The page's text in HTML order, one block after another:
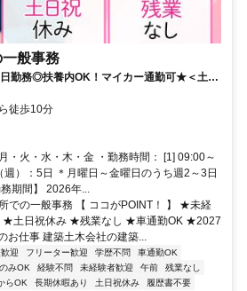
般事務
日勤務◎扶養内OK！マイカー通勤可★＜土日
徒歩10分
・火・水・木・金 ・勤務時間： [1] 09:00～
）：5日 ＊月曜日～金曜日のうち週2～3日
期間】 2026年...
での一般事務 【 ココがPOINT！ 】 ★未経
★土日祝休み ★残業なし ★車通勤OK ★2027
仕事 建築土木会社の建築...
迎 フリーター歓迎 学歴不問
車通勤OK
みOK 経験不問 未経験者歓迎 午前
残業なし
らOK 長期休暇あり 土日祝休み
履歴書不要